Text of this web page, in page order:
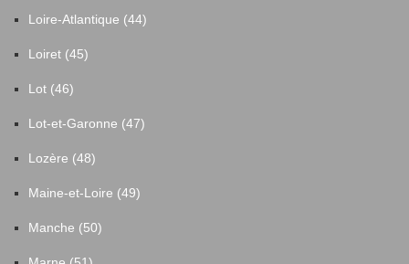
Loire-Atlantique (44)
Loiret (45)
Lot (46)
Lot-et-Garonne (47)
Lozère (48)
Maine-et-Loire (49)
Manche (50)